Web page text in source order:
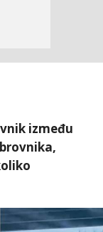
između